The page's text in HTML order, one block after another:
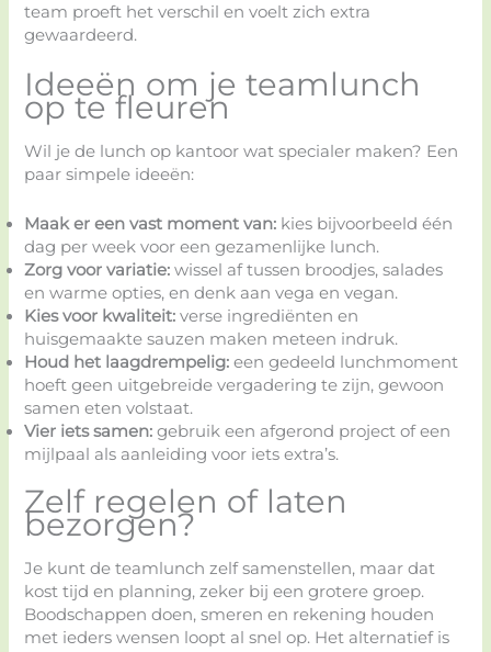
team proeft het verschil en voelt zich extra
gewaardeerd.
Ideeën om je teamlunch
op te fleuren
Wil je de lunch op kantoor wat specialer maken? Een
paar simpele ideeën:
Maak er een vast moment van: kies bijvoorbeeld één
dag per week voor een gezamenlijke lunch.
Zorg voor variatie:wissel af tussen broodjes, salades
en warme opties, en denk aan vega en vegan.
Kies voor kwaliteit:verse ingrediënten en
huisgemaakte sauzen maken meteen indruk.
Houd het laagdrempelig:een gedeeld lunchmoment
hoeft geen uitgebreide vergadering te zijn, gewoon
samen eten volstaat.
Vier iets samen:gebruik een afgerond project of een
mijlpaal als aanleiding voor iets extra’s.
Zelf regelen of laten
bezorgen?
Je kunt de teamlunch zelf samenstellen, maar dat
kost tijd en planning, zeker bij een grotere groep.
Boodschappen doen, smeren en rekening houden
met ieders wensen loopt al snel op. Het alternatief is